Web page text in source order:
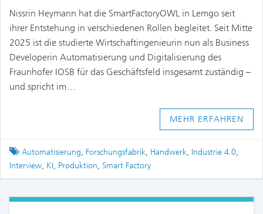
Nissrin Heymann hat die SmartFactoryOWL in Lemgo seit
ihrer Entstehung in verschiedenen Rollen begleitet. Seit Mitte
2025 ist die studierte Wirtschaftingenieurin nun als Business
Developerin Automatisierung und Digitalisierung des
Fraunhofer IOSB für das Geschäftsfeld insgesamt zuständig –
und spricht im…
MEHR ERFAHREN
Tagged
Automatisierung, Forschungsfabrik, Handwerk, Industrie 4.0,
Interview, KI, Produktion, Smart Factory